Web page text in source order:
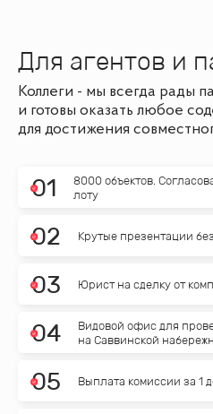
Для агентов и
Коллеги - мы всегда рады
и готовы оказать любое
для достижения
01
8000 объектов.
лоту
02 Крутые презентации
03 Юрист на сделку от
04
Видовой офис для
на Саввинской
05 Выплата комиссии за 1